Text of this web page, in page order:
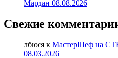
Мардан 08.08.2026
Свежие
лбюся к МастерШеф на
08.03.2026